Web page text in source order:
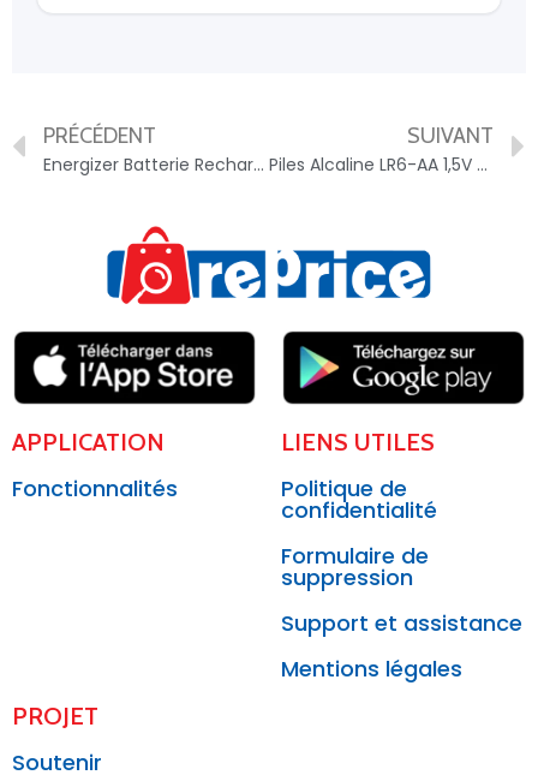
PRÉCÉDENT
Energizer Batterie Rechargeable Nimh Aa 1.2 V Extreme 2300 Mah 4-blister – 3665476011041
SUIVANT
Piles Alcaline LR6-AA 1,5V Power ENERGIZER – 7638900410846
APPLICATION
Fonctionnalités
LIENS UTILES
Politique de
confidentialité
Formulaire de
suppression
Support et assistance
Mentions légales
PROJET
Soutenir